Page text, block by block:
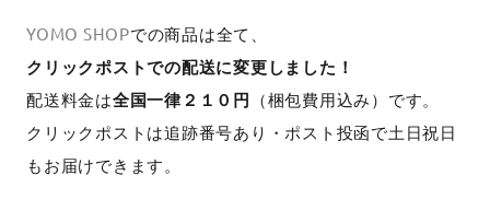
田
リ
ョ
オ
コ
YOMO SHOPでの商品は全て、
クリックポストでの配送に変更しました！
配送料金は全国一律２１０円 （梱包費用込み）です。
クリックポストは追跡番号あり・ポスト投函で土日祝日
もお届けできます。